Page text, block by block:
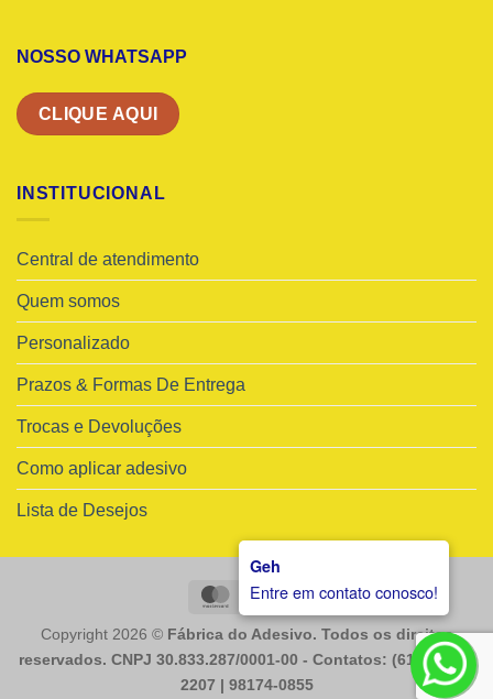
Geh
Entre em contato conosco!
NOSSO WHATSAPP
CLIQUE AQUI
INSTITUCIONAL
Central de atendimento
Quem somos
Personalizado
Prazos & Formas De Entrega
Trocas e Devoluções
Como aplicar adesivo
Lista de Desejos
MasterCardVisa
Copyright 2026 © Fábrica do Adesivo. Todos os direitos
reservados. CNPJ 30.833.287/0001-00 - Contatos: (61) 98225-
2207 | 98174-0855